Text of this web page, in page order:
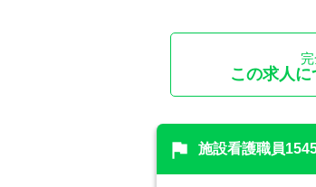
この求人に
flag 施設看護職員